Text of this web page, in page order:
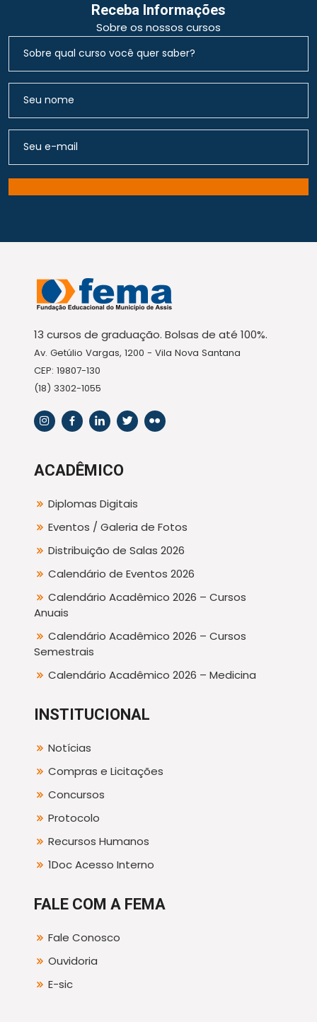
Receba Informações
Sobre os nossos cursos
13 cursos de graduação. Bolsas de até 100%.
Av. Getúlio Vargas, 1200 - Vila Nova Santana
CEP: 19807-130
(18) 3302-1055
ACADÊMICO
Diplomas Digitais
Eventos / Galeria de Fotos
Distribuição de Salas 2026
Calendário de Eventos 2026
Calendário Acadêmico 2026 – Cursos
Anuais
Calendário Acadêmico 2026 – Cursos
Semestrais
Calendário Acadêmico 2026 – Medicina
INSTITUCIONAL
Notícias
Compras e Licitações
Concursos
Protocolo
Recursos Humanos
1Doc Acesso Interno
FALE COM A FEMA
Fale Conosco
Ouvidoria
E-sic